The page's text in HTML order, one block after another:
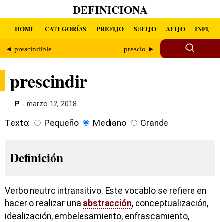
DEFINICIONA
HOME CATEGORÍAS PREFIJO SUFIJO AFIJO INFIJO
◄ prescindible prescio ►
prescindir
P - marzo 12, 2018
Texto: Pequeño Mediano Grande
Definición
Verbo neutro intransitivo. Este vocablo se refiere en
hacer o realizar una abstracción, conceptualización,
idealización, embelesamiento, enfrascamiento,